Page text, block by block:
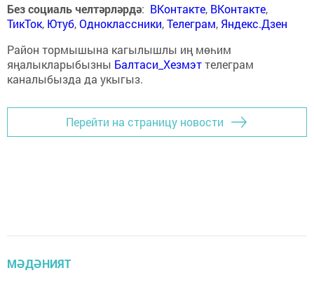
Без социаль челтәрләрдә: ВКонтакте, ВКонтакте,
ТикТок, Ютуб,Одноклассники,Телеграм, Яндекс.Дзен
Район тормышына кагылышлы иң мөһим
яңалыкларыбызны Балтаси_Хезмэттелеграм
каналыбызда да укыгыз.
Перейти на страницу новости
МӘДӘНИЯТ